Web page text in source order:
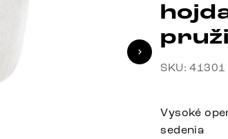
SKU: 41301
Vysoké
sedenia